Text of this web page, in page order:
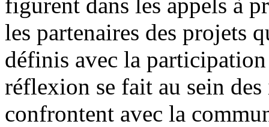
les partenaires des projets
définis avec la
réflexion se fait au sein des
confrontent avec la